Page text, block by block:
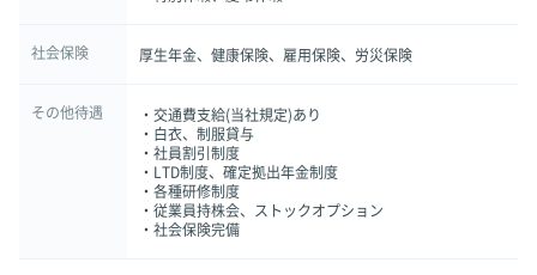
社会保険 厚生年金、健康保険、雇用保険、労災保険
その他待遇
・交通費支給(当社規定)あり
・白衣、制服貸与
・社員割引制度
・LTD制度、確定拠出年金制度
・各種研修制度
・従業員持株会、ストックオプション
・社会保険完備